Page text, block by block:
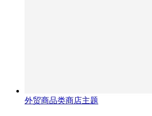
外贸商品类商店主题